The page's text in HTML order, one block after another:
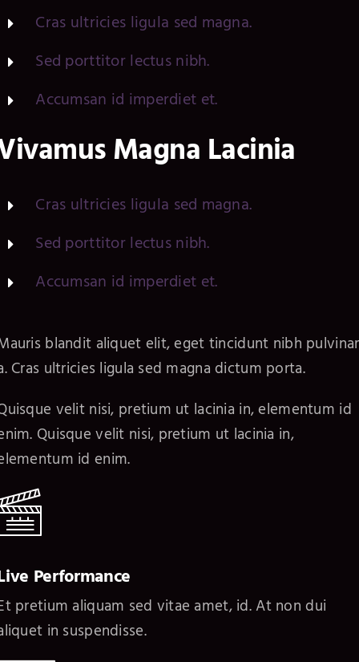
Cras ultricies ligula sed magna.
Sed porttitor lectus nibh.
Accumsan id imperdiet et.
Magna Lacinia
Cras ultricies ligula sed magna.
Sed porttitor lectus nibh.
Accumsan id imperdiet et.
blandit aliquet elit, eget tincidunt nibh pulvinar
Cras ultricies ligula sed magna dictum porta.
velit nisi, pretium ut lacinia in, elementum id
Quisque velit nisi, pretium ut lacinia in,
id enim.
Performance
pretium aliquam sed vitae amet, id. At non dui
in suspendisse.